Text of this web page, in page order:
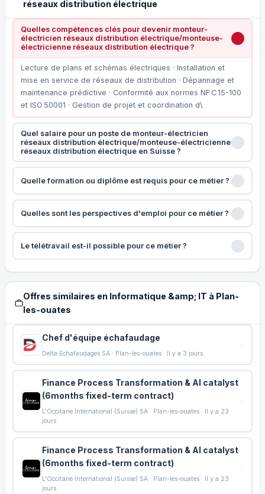
réseaux distribution électrique
Quelles compétences clés pour devenir monteur-
électricien réseaux distribution électrique/monteuse-
électricienne réseaux distribution électrique ?
Lecture de plans et schémas électriques · Installation et
mise en service de réseaux de distribution · Dépannage et
maintenance prédictive · Conformité aux normes NF C 15-100
et ISO 50001 · Gestion de projet et coordination d\
Quel salaire pour un poste de monteur-électricien
réseaux distribution électrique/monteuse-électricienne
réseaux distribution électrique en Suisse ?
Quelle formation ou diplôme est requis pour ce métier ?
Quelles sont les perspectives d'emploi pour ce métier ?
Le télétravail est-il possible pour ce métier ?
Offres similaires en Informatique &amp; IT à Plan-
les-ouates
Chef d'équipe échafaudage
Delta Echafaudages SA · Plan-les-ouates · Il y a 3 jours
Finance Process Transformation & AI catalyst
(6months fixed-term contract)
L'Occitane International (Suisse) SA · Plan-les-ouates · Il y a 23
jours
Finance Process Transformation & AI catalyst
(6months fixed-term contract)
L'Occitane International (Suisse) SA · Plan-les-ouates · Il y a 23
jours